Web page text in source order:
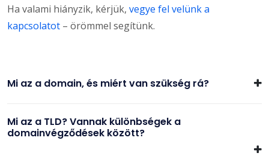
Ha valami hiányzik, kérjük, vegye fel velünk a
kapcsolatot – örömmel segítünk.
Mi az a domain, és miért van szükség rá?
Mi az a TLD? Vannak különbségek a
domainvégződések között?